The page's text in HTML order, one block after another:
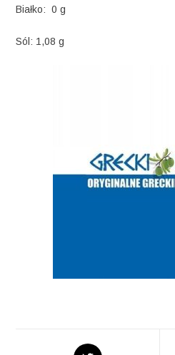
Białko: 0 g
Sól: 1,08 g
Opens